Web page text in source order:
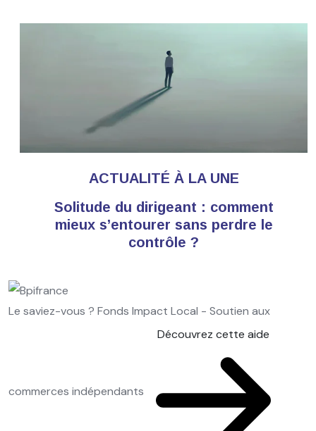
ACTUALITÉ À LA UNE
Solitude du dirigeant : comment
mieux s’entourer sans perdre le
contrôle ?
Le saviez-vous ? Fonds Impact Local - Soutien aux
commerces indépendants
Découvrez cette aide